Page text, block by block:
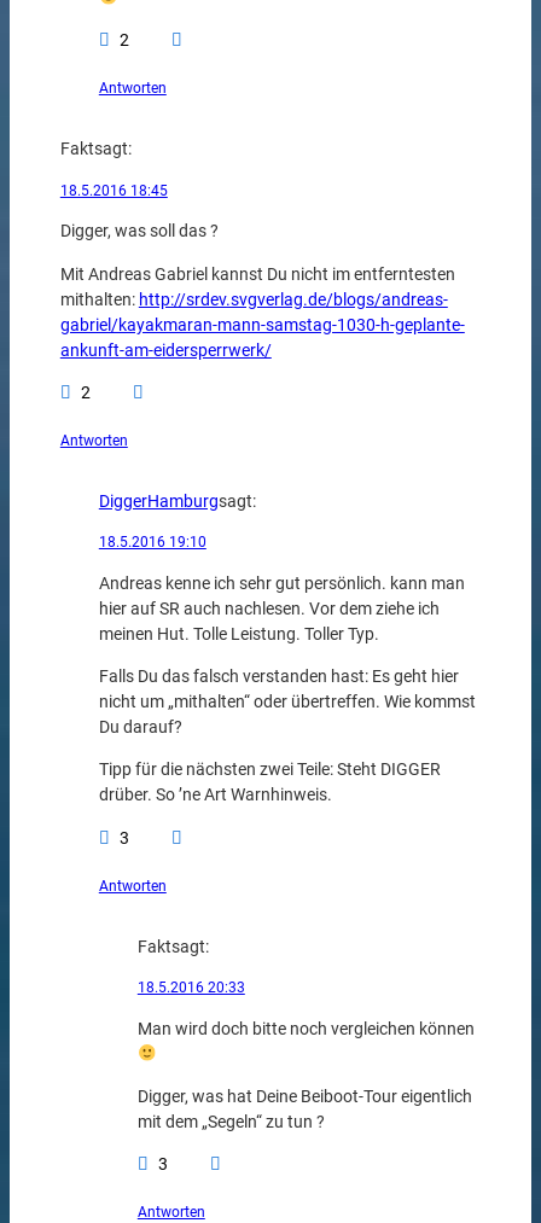
2
Antworten
Faktsagt:
18.5.2016 18:45
Digger, was soll das ?
Mit Andreas Gabriel kannst Du nicht im entferntesten
mithalten: http://srdev.svgverlag.de/blogs/andreas-
gabriel/kayakmaran-mann-samstag-1030-h-geplante-
ankunft-am-eidersperrwerk/
2
Antworten
DiggerHamburgsagt:
18.5.2016 19:10
Andreas kenne ich sehr gut persönlich. kann man
hier auf SR auch nachlesen. Vor dem ziehe ich
meinen Hut. Tolle Leistung. Toller Typ.
Falls Du das falsch verstanden hast: Es geht hier
nicht um „mithalten“ oder übertreffen. Wie kommst
Du darauf?
Tipp für die nächsten zwei Teile: Steht DIGGER
drüber. So ’ne Art Warnhinweis.
3
Antworten
Faktsagt:
18.5.2016 20:33
Man wird doch bitte noch vergleichen können
Digger, was hat Deine Beiboot-Tour eigentlich
mit dem „Segeln“ zu tun ?
3
Antworten